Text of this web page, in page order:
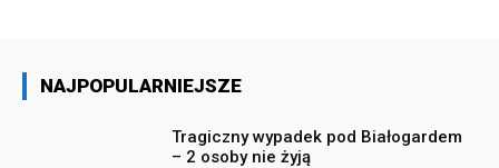
NAJPOPULARNIEJSZE
Tragiczny wypadek pod Białogardem
– 2 osoby nie żyją